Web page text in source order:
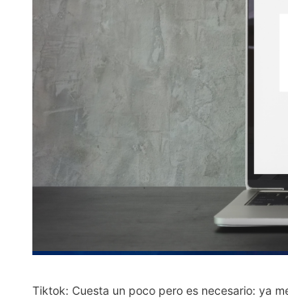
Tiktok: Cuesta un poco pero es necesario: ya